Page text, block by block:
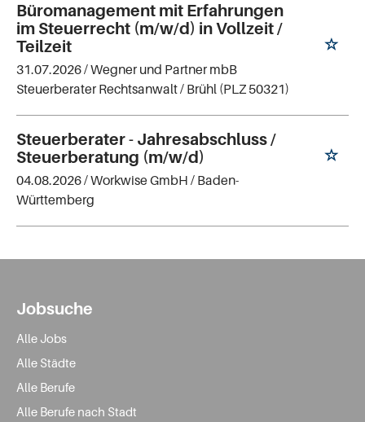
Büromanagement mit Erfahrungen
im Steuerrecht (m/w/d) in Vollzeit /
Teilzeit
31.07.2026 /Wegner und Partner mbB
Steuerberater Rechtsanwalt/ Brühl (PLZ 50321)
Steuerberater - Jahresabschluss /
Steuerberatung (m/w/d)
04.08.2026 /Workwise GmbH / Baden-
Württemberg
Jobsuche
Alle Jobs
Alle Städte
Alle Berufe
Alle Berufe nach Stadt